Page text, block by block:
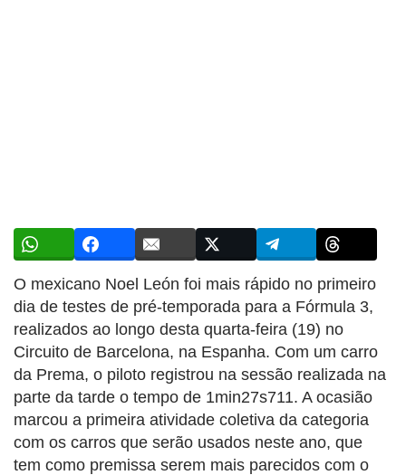
O mexicano Noel León foi mais rápido no primeiro
dia de testes de pré-temporada para a Fórmula 3,
realizados ao longo desta quarta-feira (19) no
Circuito de Barcelona, na Espanha. Com um carro
da Prema, o piloto registrou na sessão realizada na
parte da tarde o tempo de 1min27s711. A ocasião
marcou a primeira atividade coletiva da categoria
com os carros que serão usados neste ano, que
tem como premissa serem mais parecidos com o